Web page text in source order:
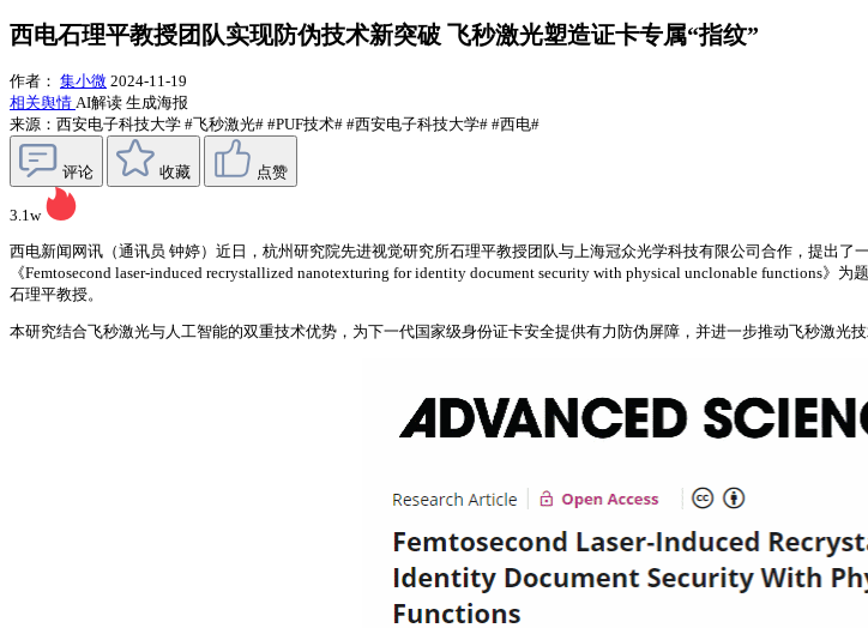
西电石理平教授团队实现防伪技术新突破 飞秒激光塑造证卡专属“指纹”
作者： 集小微 2024-11-19
相关舆情 AI解读 生成海报
来源：西安电子科技大学 #飞秒激光# #PUF技术# #西安电子科技大学# #西电#
评论 收藏 点赞
3.1w
西电新闻网讯（通讯员 钟婷）近日，杭州研究院先进视觉研究所石理平教授团队与上海冠众光学科技有限公司合作，提出
《Femtosecond laser-induced recrystallized nanotexturing for identity document security with physical unclonable functions
石理平教授。
本研究结合飞秒激光与人工智能的双重技术优势，为下一代国家级身份证卡安全提供有力防伪屏障，并进一步推动飞秒激光